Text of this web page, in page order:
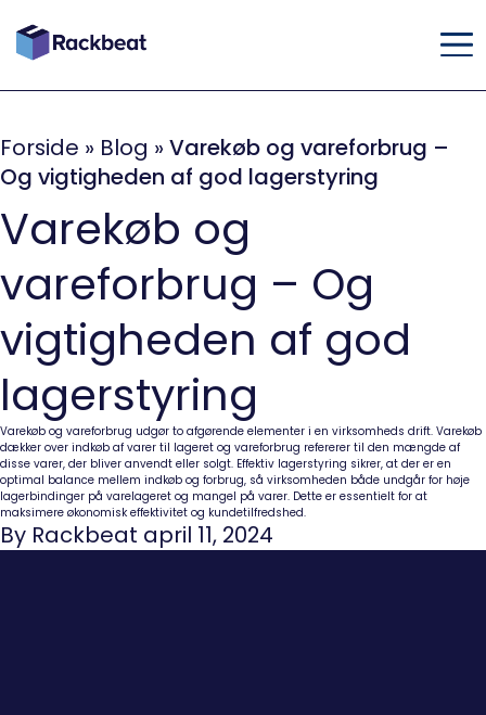
Forside » Blog »Varekøb og vareforbrug –
Og vigtigheden af god lagerstyring
Varekøb og
vareforbrug – Og
vigtigheden af god
lagerstyring
Varekøb og vareforbrug udgør to afgørende elementer i en virksomheds drift. Varekøb
dækker over indkøb af varer til lageret og vareforbrug refererer til den mængde af
disse varer, der bliver anvendt eller solgt. Effektiv lagerstyring sikrer, at der er en
optimal balance mellem indkøb og forbrug, så virksomheden både undgår for høje
lagerbindinger på varelageret og mangel på varer. Dette er essentielt for at
maksimere økonomisk effektivitet og kundetilfredshed.
By Rackbeat april 11, 2024